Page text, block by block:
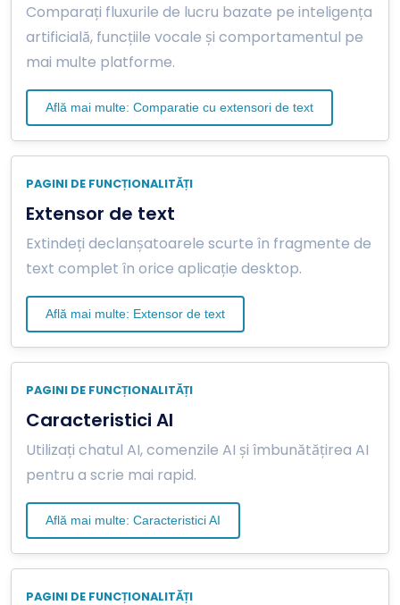
Comparați fluxurile de lucru bazate pe inteligența
artificială, funcțiile vocale și comportamentul pe
mai multe platforme.
Află mai multe: Comparatie cu extensori de text
PAGINI DE FUNCȚIONALITĂȚI
Extensor de text
Extindeți declanșatoarele scurte în fragmente de
text complet în orice aplicație desktop.
Află mai multe: Extensor de text
PAGINI DE FUNCȚIONALITĂȚI
Caracteristici AI
Utilizați chatul AI, comenzile AI și îmbunătățirea AI
pentru a scrie mai rapid.
Află mai multe: Caracteristici AI
PAGINI DE FUNCȚIONALITĂȚI